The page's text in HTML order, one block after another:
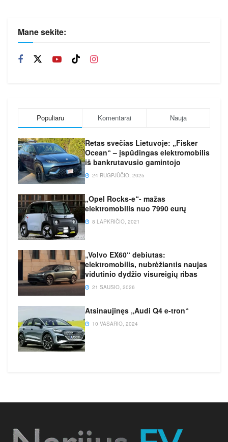
Mane sekite:
Populiaru Komentarai Nauja
Retas svečias Lietuvoje: „Fisker
Ocean“ – įspūdingas elektromobilis
iš bankrutavusio gamintojo
24 RUGPJŪČIO, 2025
„Opel Rocks-e“- mažas
elektromobilis nuo 7990 eurų
8 LAPKRIČIO, 2021
„Volvo EX60“ debiutas:
elektromobilis, nubrėžiantis naujas
vidutinio dydžio visureigių ribas
21 SAUSIO, 2026
Atsinaujinęs „Audi Q4 e-tron“
10 VASARIO, 2024